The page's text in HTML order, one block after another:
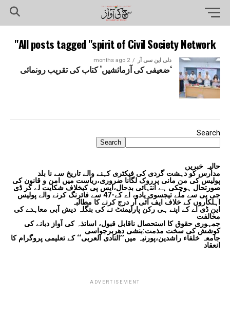
All posts tagged "spirit of Civil Society Network"
دلی این سی آر 2 months ago
‘ضعیفی کی آزمائشیں’ کتاب کی تقریب رونمائی
Search
Search
حالیہ خبریں
مدارس کو دہشت گردی کی فیکٹری کہنے والے تاریخ سے نا بلد
پولیس کی من مانی پرروک لگانا ضروری،ریاست میں امن و قانون کی
صورتحال ہوچکی ہے انتہائی بدحال،ایس پی کیخلاف شکایت لے کر ڈی
جی پی سے ملے تیجسوی یادو، اے کے-47 سے فائرنگ کرنے والے پولیس
اہلکاروں کے خلاف ایف آئی آر درج کرنے کا مطالبہ
این ڈی اے کے اپنے ہی رکن پارلیمنٹ نے کی بنگلہ دیش آبی معاہدے کی
مخالفت
جمہوری حقوق کا استحصال ناقابل قبول، اساتذہ کی آواز دبانے کی
کوشش کی سخت مذمت:بنشی دھربرجواسی
جامعہ خلفاء راشدین،پورنیہ میں’’النادی العربی‘‘ کے تعلیمی پروگرام کا
انعقاد
ADVERTISEMENT